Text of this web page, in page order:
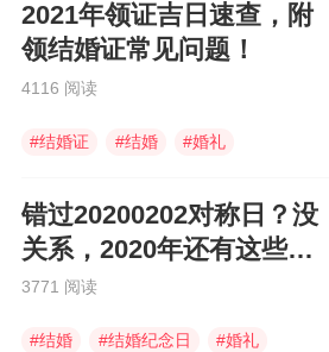
2021年领证吉日速查，附
领结婚证常见问题！
4116 阅读
#结婚证 #结婚 #婚礼
错过20200202对称日？没
关系，2020年还有这些好
日子可以领证！
3771 阅读
#结婚 #结婚纪念日 #婚礼